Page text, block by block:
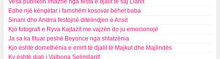
Vesa publikon imazhe nga festa e djalit të saj Lianit
Edhe një këngëtar i famshëm kosovar bëhet baba
Sinani dhe Andrra festojnë ditëlindjen e Ansit
Kjo fotografi e Ryva Kajtazit me vajzën do ju emocionojë
Ja sa ka fituar peshë Beyonce nga shtatzënia
Kjo është domethënia e emrit të djalit të Majkut dhe Majlindës
Ky është djali i Valbona Selimllarit!